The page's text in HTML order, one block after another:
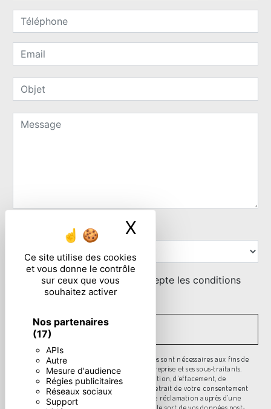
Ce site utilise des cookies
et vous donne le contrôle
sur ceux que vous
souhaitez activer
Nos partenaires
(17)
APIs
Autre
Mesure d'audience
Régies publicitaires
Réseaux sociaux
Support
X
Combien font six plus sept
En cochant cette case, j'accepte les conditions
particulières ci-dessous **
** Les données personnelles communiquées sont nécessaires aux fins de
vous contacter. Elles sont destinées à l'entreprise et ses sous-traitants.
Vous disposez de droits d’accès, de rectification, d’effacement, de
portabilité, de limitation, d’opposition, de retrait de votre consentement
à tout moment et du droit d’introduire une réclamation auprès d’une